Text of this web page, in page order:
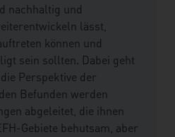
nachhaltig und
lässt,
können und
sein sollten. Dabei geht
Perspektive der
Befunden werden
abgeleitet, die ihnen
Gebiete behutsam, aber